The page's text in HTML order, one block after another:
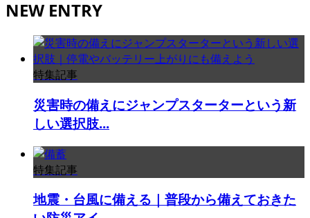
NEW ENTRY
特集記事
災害時の備えにジャンプスターターという新
しい選択肢...
特集記事
地震・台風に備える｜普段から備えておきた